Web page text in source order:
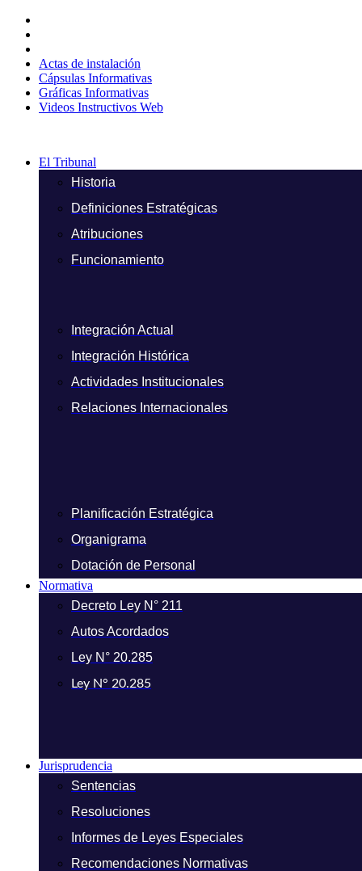
contenido
Actas de instalación
Cápsulas Informativas
Gráficas Informativas
Videos Instructivos Web
El Tribunal
Historia
Definiciones Estratégicas
Atribuciones
Funcionamiento
Integración Actual
Integración Histórica
Actividades Institucionales
Relaciones Internacionales
Planificación Estratégica
Organigrama
Dotación de Personal
Normativa
Decreto Ley N° 211
Autos Acordados
Ley N° 20.285
Ley N° 20.285
Jurisprudencia
Sentencias
Resoluciones
Informes de Leyes Especiales
Recomendaciones Normativas